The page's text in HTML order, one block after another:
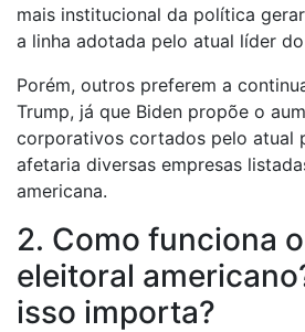
mais institucional da política
a linha adotada pelo atual líder
Porém, outros preferem a
Trump, já que Biden propõe o
corporativos cortados pelo atual
afetaria diversas empresas
americana.
2. Como funciona
eleitoral
isso importa?